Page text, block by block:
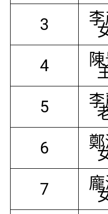
3
4
5
6
7